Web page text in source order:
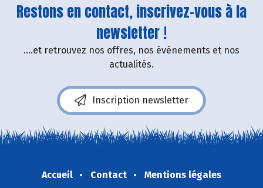
Restons en contact, inscrivez-vous à la
newsletter !
....et retrouvez nos offres, nos événements et nos
actualités.
Inscription newsletter
Accueil Contact
Mentions légales